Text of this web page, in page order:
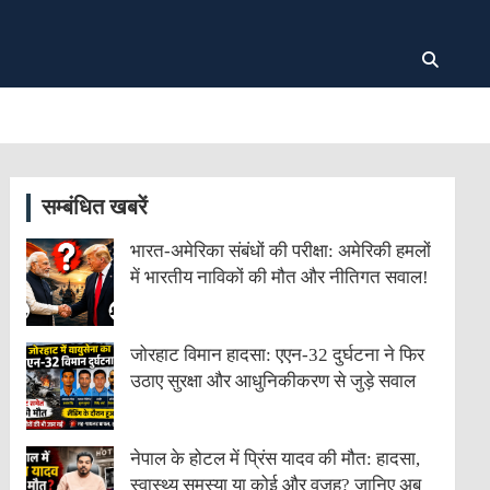
सम्बंधित खबरें
भारत-अमेरिका संबंधों की परीक्षा: अमेरिकी हमलों
में भारतीय नाविकों की मौत और नीतिगत सवाल!
जोरहाट विमान हादसा: एएन-32 दुर्घटना ने फिर
उठाए सुरक्षा और आधुनिकीकरण से जुड़े सवाल
नेपाल के होटल में प्रिंस यादव की मौत: हादसा,
स्वास्थ्य समस्या या कोई और वजह? जानिए अब